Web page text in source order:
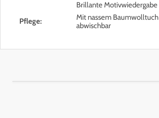
Brillante Motivwiedergabe
Pflege:
Mit nassem Baumwolltuch
abwischbar